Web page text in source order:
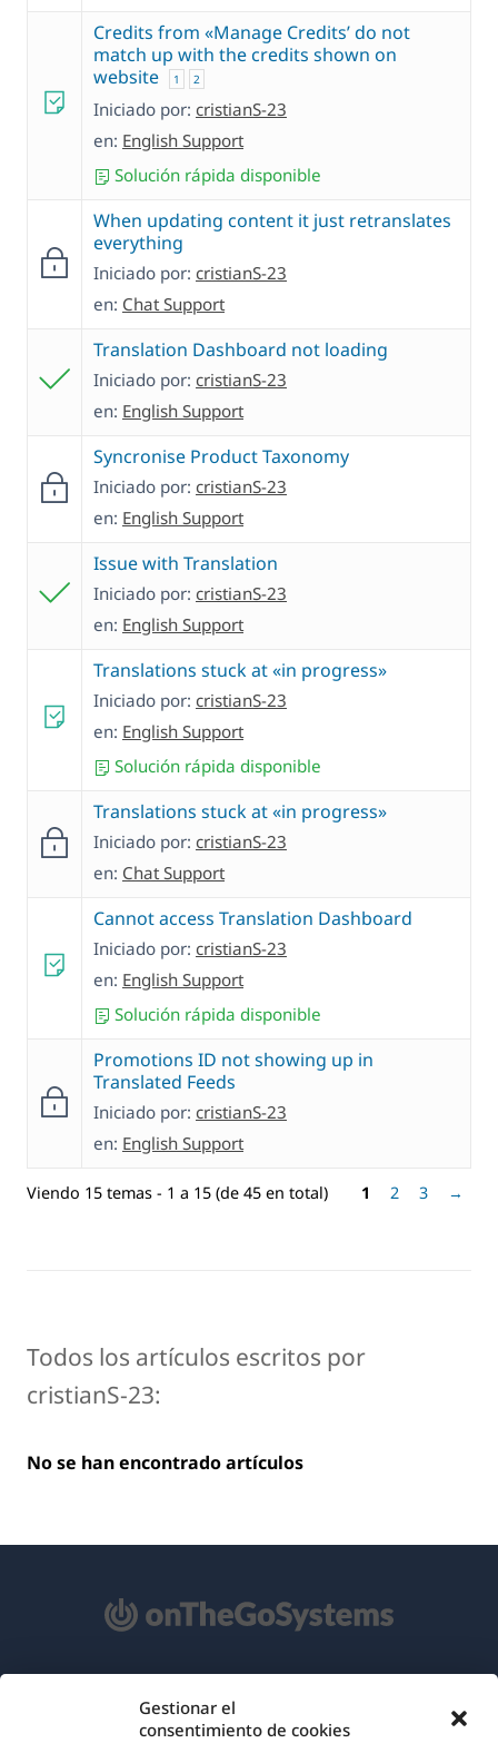
Gestionar el
consentimiento de cookies
Credits from «Manage Credits’ do not
match up with the credits shown on
website
1 2
Iniciado por: cristianS-23
en: English Support
Solución rápida disponible
When updating content it just retranslates
everything
Iniciado por: cristianS-23
en: Chat Support
Translation Dashboard not loading
Iniciado por: cristianS-23
en: English Support
Syncronise Product Taxonomy
Iniciado por: cristianS-23
en: English Support
Issue with Translation
Iniciado por: cristianS-23
en: English Support
Translations stuck at «in progress»
Iniciado por: cristianS-23
en: English Support
Solución rápida disponible
Translations stuck at «in progress»
Iniciado por: cristianS-23
en: Chat Support
Cannot access Translation Dashboard
Iniciado por: cristianS-23
en: English Support
Solución rápida disponible
Promotions ID not showing up in
Translated Feeds
Iniciado por: cristianS-23
en: English Support
Viendo 15 temas - 1 a 15 (de 45 en total) 1 2 3 →
Todos los artículos escritos por
cristianS-23:
No se han encontrado artículos
RGPD y Política de Privacidad